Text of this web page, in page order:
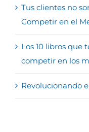
Tus clientes no
Competir en el
Los 10 libros que
competir en los
Revolucionando